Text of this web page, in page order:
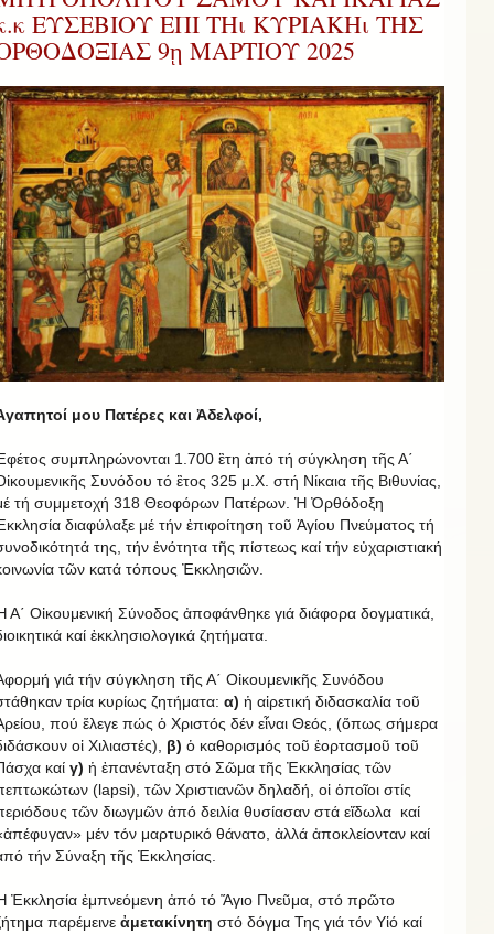
ΕΥΣΕΒΙΟΥ ΕΠΙ ΤΗι ΚΥΡΙΑΚΗι ΤΗΣ
9ῃ ΜΑΡΤΙΟΥ 2025
μου Πατέρες και Ἀδελφοί,
συμπληρώνονται 1.700 ἒτη ἀπό τή σύγκληση τῆς Α΄
Συνόδου τό ἒτος 325 μ.Χ. στή Νίκαια τῆς Βιθυνίας,
τή συμμετοχή 318 Θεοφόρων Πατέρων. Ἡ Ὀρθόδοξη
διαφύλαξε μέ τήν ἐπιφοίτηση τοῦ Ἁγίου Πνεύματος τή
της, τήν ἑνότητα τῆς πίστεως καί τήν εὐχαριστιακή
τῶν κατά τόπους Ἐκκλησιῶν.
Α΄ Οἰκουμενική Σύνοδος ἀποφάνθηκε γιά διάφορα δογματικά,
καί ἐκκλησιολογικά ζητήματα.
γιά τήν σύγκληση τῆς Α΄ Οἰκουμενικῆς Συνόδου
τρία κυρίως ζητήματα: α) ἡ αἱρετική διδασκαλία τοῦ
πού ἔλεγε πώς ὁ Χριστός δέν εἶναι Θεός, (ὅπως σήμερα
οἱ Χιλιαστές), β) ὁ καθορισμός τοῦ ἑορτασμοῦ τοῦ
καί γ) ἡ ἐπανένταξη στό Σῶμα τῆς Ἐκκλησίας τῶν
(lapsi), τῶν Χριστιανῶν δηλαδή, οἱ ὁποῖοι στίς
τῶν διωγμῶν ἀπό δειλία θυσίασαν στά εἴδωλα καί
μέν τόν μαρτυρικό θάνατο, ἀλλά ἀποκλείονταν καί
τήν Σύναξη τῆς Ἐκκλησίας.
Ἐκκλησία ἐμπνεόμενη ἀπό τό Ἅγιο Πνεῦμα, στό πρῶτο
παρέμεινε ἀμετακίνητη στό δόγμα Της γιά τόν Υἱό καί